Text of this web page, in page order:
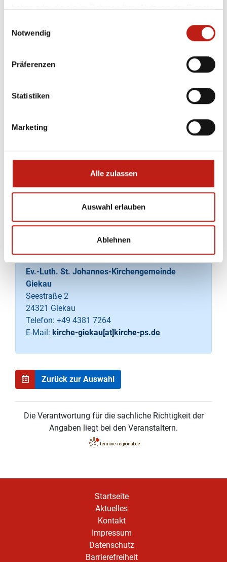
haben oder die sie im Rahmen Ihrer Nutzung der Dienste
Notwendig
Präferenzen
Statistiken
Marketing
Alle zulassen
Auswahl erlauben
Ablehnen
−
Leaflet| ©OpenStreetMapcontributors
Quelle
Ev.-Luth. St. Johannes-Kirchengemeinde
Giekau
Seestraße 2
24321 Giekau
Telefon: +49 4381 7264
E-Mail: kirche-giekau[at]kirche-ps.de
Zurück zur Auswahl
Die Verantwortung für die sachliche Richtigkeit der
Angaben liegt bei den Veranstaltern.
Startseite
Aktuelles
Kontakt
Impressum
Datenschutz
Barrierefreiheit